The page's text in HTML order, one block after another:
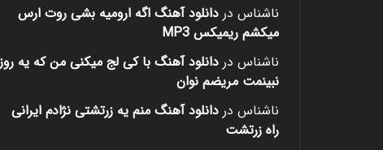
ناشناس در دانلود آهنگ اگه ارومیه بشی روت ارس
میکشم ریمیکس MP3
ناشناس در دانلود آهنگ با کی لج میکنی من که یه روز
نبینمت مریضم نوان
ناشناس در دانلود آهنگ منم یه زرتشتی نژادم ایرانی
راه زرتشت